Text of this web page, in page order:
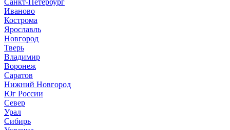
Санкт-Петербург
Иваново
Кострома
Ярославль
Новгород
Тверь
Владимир
Воронеж
Саратов
Нижний Новгород
Юг России
Север
Урал
Сибирь